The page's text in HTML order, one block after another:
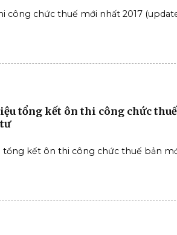
công chức thuế mới nhất 2017
tổng kết ôn thi công chức
tổng kết ôn thi công chức thuế bản